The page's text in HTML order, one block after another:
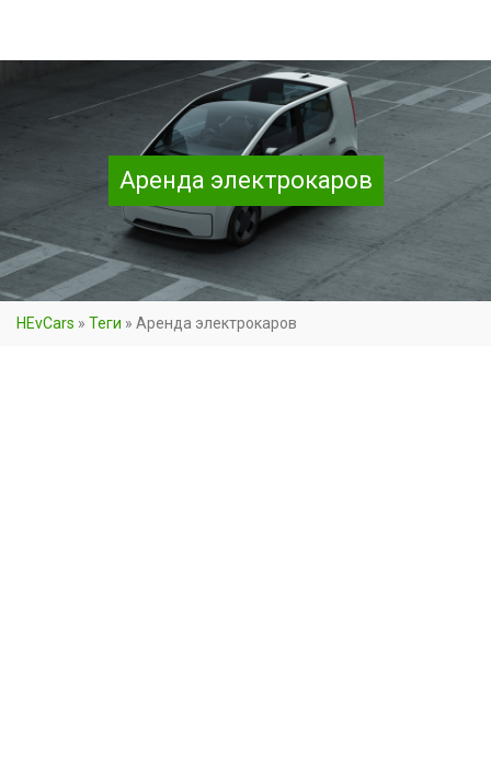
Аренда электрокаров
HEvCars » Теги » Аренда электрокаров